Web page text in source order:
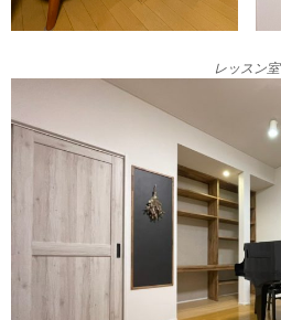
レッスン室